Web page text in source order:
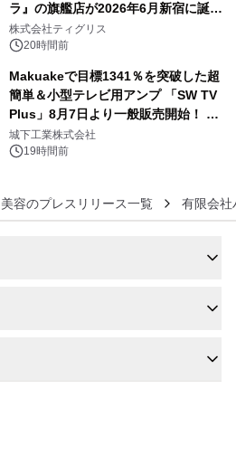
ラ』の旗艦店が2026年6月新宿に誕
生 バカルディ ジャパンと連携した
没入型バー「BAR Arca」
株式会社ティグリス
20時間前
Makuakeで目標1341％を突破した超
簡単＆小型テレビ用アンプ 「SW TV
Plus」8月7日より一般販売開始！ ケ
ーブル1本つなぐだけ、テレビの音が
ぐっと豊かに
城下工業株式会社
19時間前
容のプレスリリース一覧 有限会社